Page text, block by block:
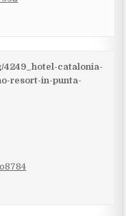
catalonia-
resort-in-punta-